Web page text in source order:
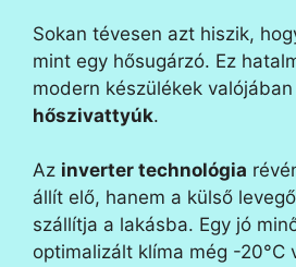
Sokan tévesen azt hiszik,
mint egy hősugárzó. Ez
modern készülékek valójában
hőszivattyúk.
Az inverter technológia
állít elő, hanem a külső
szállítja a lakásba. Egy jó
optimalizált klíma még -20°C